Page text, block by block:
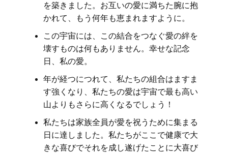
を築きました。お互いの愛に満ちた腕に抱
かれて、もう何年も恵まれますように。
この宇宙には、この結合をつなぐ愛の絆を
壊すものは何もありません。幸せな記念
日、私の愛。
年が経つにつれて、私たちの組合はますま
す強くなり、私たちの愛は宇宙で最も高い
山よりもさらに高くなるでしょう！
私たちは家族全員が愛を祝うために集まる
日に達しました。私たちがここで健康で大
きな喜びでそれを成し遂げたことに大喜び